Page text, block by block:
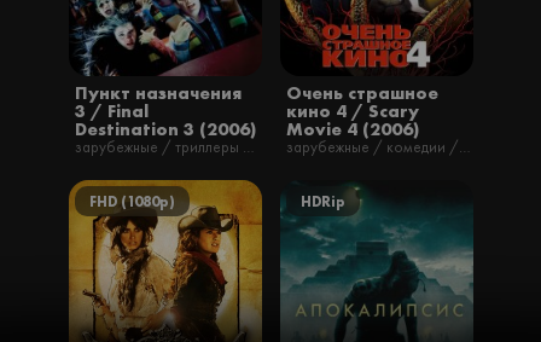
Пункт назначения
3 / Final
Destination 3 (2006)
зарубежные / триллеры / ужасы / фильмы / русские
Очень страшное
кино 4 / Scary
Movie 4 (2006)
зарубежные / комедии / фильмы
FHD (1080p) HDRip